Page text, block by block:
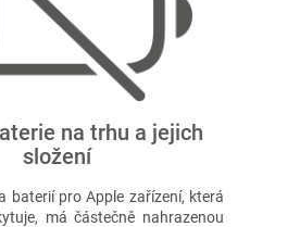
na trhu a jejich
složení
baterií pro Apple zařízení, která
má částečně nahrazenou